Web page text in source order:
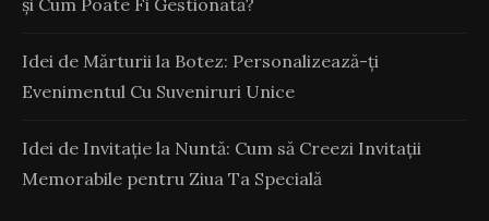
Idei de Mărturii la Botez: Personalizează-ți
Evenimentul Cu Suveniruri Unice
Idei de Invitație la Nuntă: Cum să Creezi Invitații
Memorabile pentru Ziua Ta Specială